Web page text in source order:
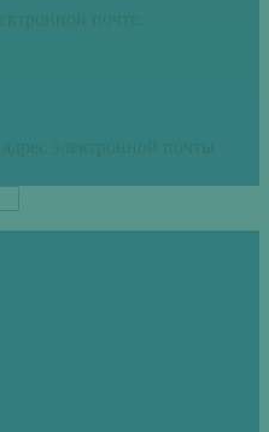
почте.
электронной почты